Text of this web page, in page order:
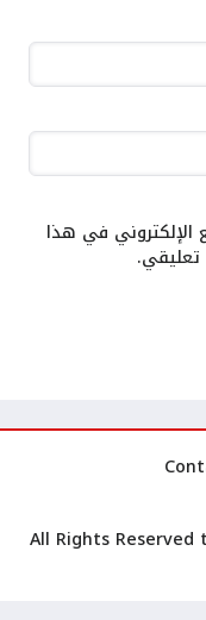
الإلكتروني في هذا
تعليقي.